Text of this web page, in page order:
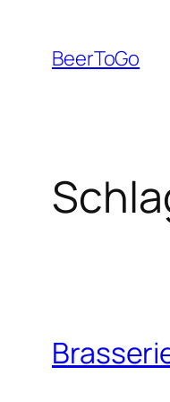
Inhalt
springen
BeerToGo